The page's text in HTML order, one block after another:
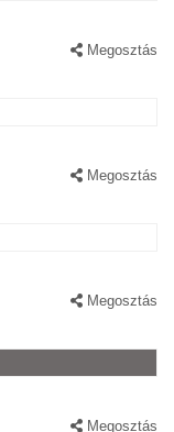
Megosztás
Megosztás
Megosztás
Megosztás